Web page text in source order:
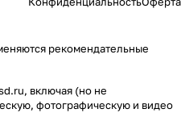
рекомендательные
включая (но не
фотографическую и видео